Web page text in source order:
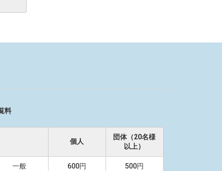
料
個人
団体（20名様
以上）
一般 600円 500円